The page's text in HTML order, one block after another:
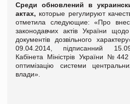
Среди обновлений в
актах, которые регулируют
отметила следующие: «Про
законодавчих актів України щодо
документів дозвільного
09.04.2014, підписанний
Кабінета Міністрів України
оптимізацію системи
влади».